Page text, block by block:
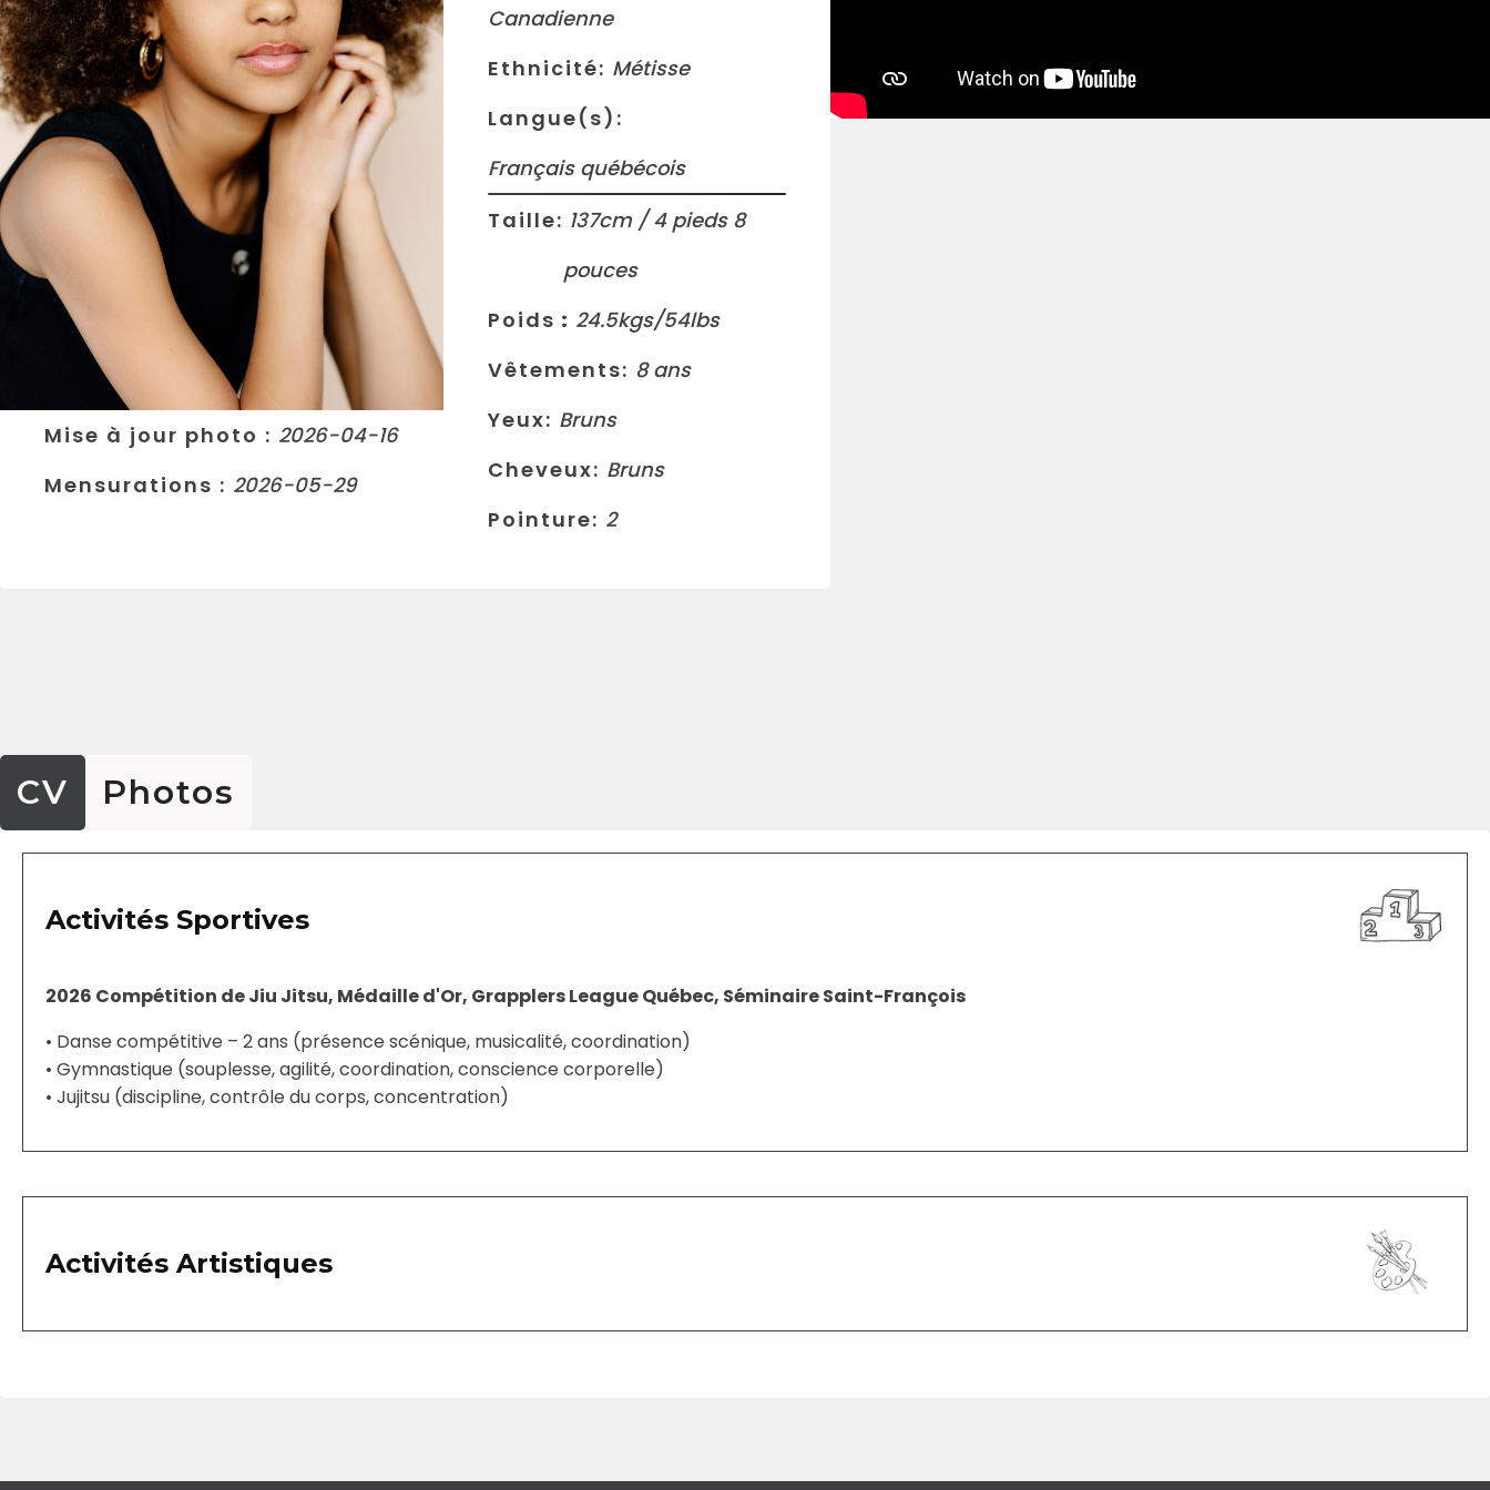
Mise à jour photo : 2026-04-16
Mensurations : 2026-05-29
Canadienne
Ethnicité: Métisse
Langue(s):
Français québécois
Taille: 137cm /4 pieds 8
pouces
Poids : 24.5kgs/54lbs
Vêtements: 8ans
Yeux: Bruns
Cheveux: Bruns
Pointure: 2
CV Photos
Activités Sportives
2026 Compétition de Jiu Jitsu, Médaille d'Or, Grapplers League Québec, Séminaire Saint-François
• Danse compétitive – 2 ans (présence scénique, musicalité, coordination)
• Gymnastique (souplesse, agilité, coordination, conscience corporelle)
• Jujitsu (discipline, contrôle du corps, concentration)
Activités Artistiques
• Théâtre (expression des émotions, diction, jeu naturel)